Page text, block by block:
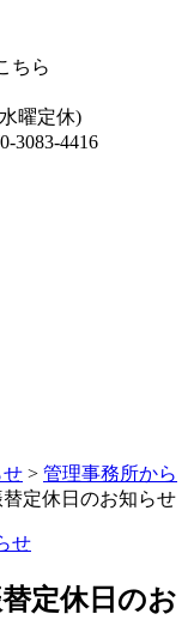
ちら
曜定休)
3083-4416
せ > 管理事務所から
定休日のお知らせ
せ
定休日のお